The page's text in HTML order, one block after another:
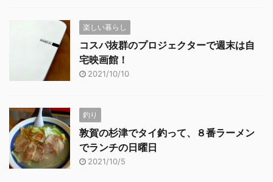
楽しい暮らし
コスパ抜群のプロジェクターで週末は自
宅映画館！
2021/10/10
釣り
敦賀の杉津でタイ釣って、８番ラーメン
でランチの日曜日
2021/10/5